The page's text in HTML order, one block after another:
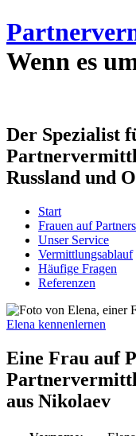
Wenn es
Der Spezialist
Russland und
Start
Frauen auf
Unser Service
Vermittlungsablauf
Häufige Fragen
Referenzen
Elena kennenlernen
Eine Frau auf
aus Nikolaev